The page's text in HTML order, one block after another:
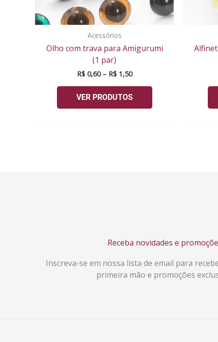
Acessórios
Olho com trava para Amigurumi
(1 par)
R$0,60 – R$1,50
VER PRODUTOS
Receba novidades e
Inscreva-se em nossa lista de email para
primeira mão e promoções